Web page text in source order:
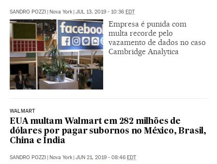
SANDRO POZZI | Nova York | JUL 13, 2019 - 10:36 EDT
Empresa é punida com
multa recorde pelo
vazamento de dados no caso
Cambridge Analytica
WALMART
EUA multam Walmart em 282 milhões de
dólares por pagar subornos no México, Brasil,
China e Índia
SANDRO POZZI | Nova York | JUN 21, 2019 - 08:46 EDT